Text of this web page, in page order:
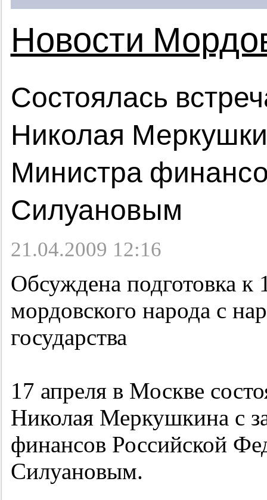
Новости
Состоялась
Николая
Министра
Силуановым
21.04.2009 12:16
Обсуждена подготовка к
мордовского народа с
государства
17 апреля в Москве
Николая Меркушкина с
финансов Российской
Силуановым.